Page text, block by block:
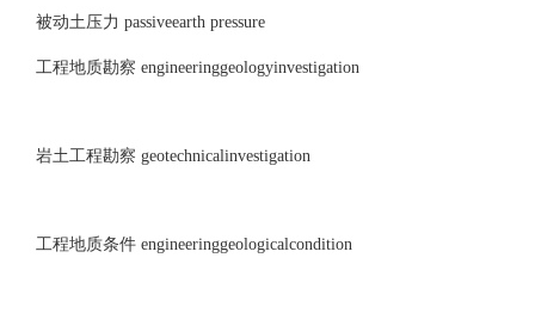
被动土压力 passiveearth pressure
工程地质勘察 engineeringgeologyinvestigation
岩土工程勘察 geotechnicalinvestigation
工程地质条件 engineeringgeologicalcondition